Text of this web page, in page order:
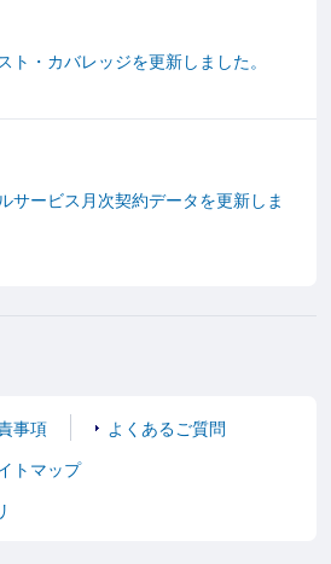
ト・カバレッジを更新しました。
サービス月次契約データを更新しま
事項
よくあるご質問
トマップ